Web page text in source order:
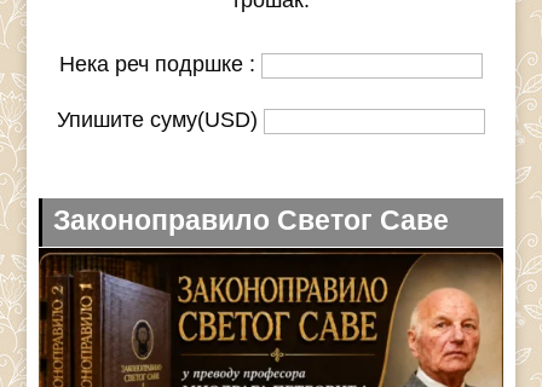
Нека реч подршке :
Упишите суму(USD)
Законоправило Светог Саве